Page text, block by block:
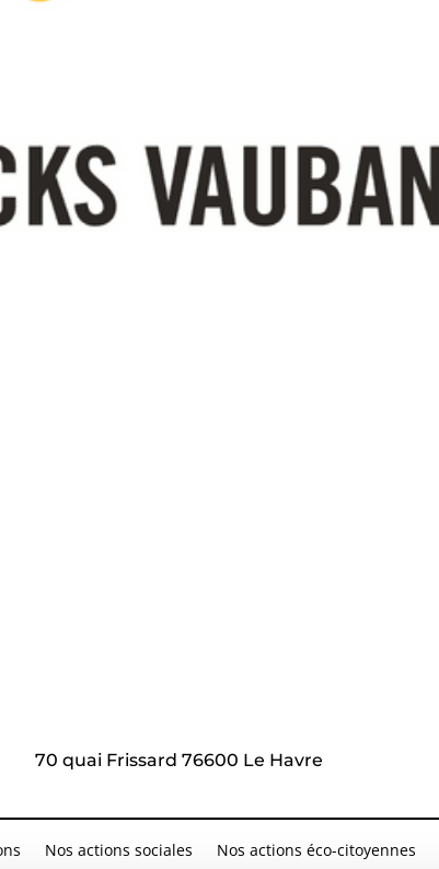
70 quai Frissard 76600 Le Havre
Nos actions sociales Nos actions éco-citoyennes